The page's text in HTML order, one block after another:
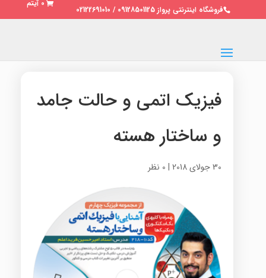
فروشگاه اینترنتی پرواز 09128501125 / 02122691010
0 آیتم
فیزیک اتمی و حالت جامد
و ساختار هسته
30 جولای 2018 | 0 نظر